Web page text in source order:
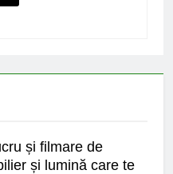
și filmare de
și lumină care te